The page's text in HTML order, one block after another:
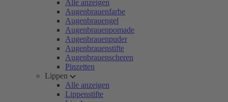
Alle anzeigen
Augenbrauenfarbe
Augenbrauengel
Augenbrauenpomade
Augenbrauenpuder
Augenbrauenstifte
Augenbrauenscheren
Pinzetten
Lippen
Alle anzeigen
Lippenstifte